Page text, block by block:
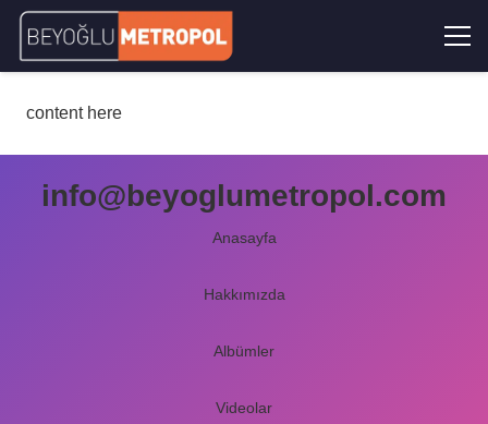
content here
info@beyoglumetropol.com
Anasayfa
Hakkımızda
Albümler
Videolar